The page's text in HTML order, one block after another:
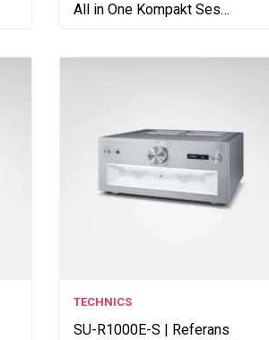
All in One Kompakt Ses
TECHNICS
SU-R1000E-S | Referans